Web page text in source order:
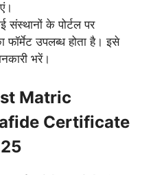
संस्थानों के पोर्टल पर
फॉर्मेट उपलब्ध होता है। इसे
भरें।
Matric
Certificate